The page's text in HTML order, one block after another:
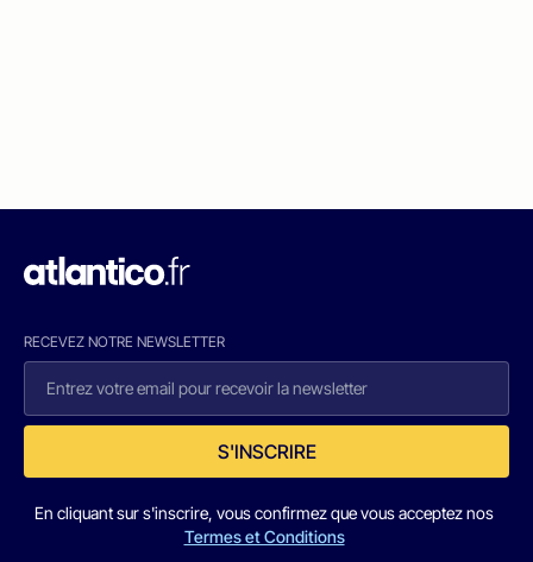
RECEVEZ NOTRE NEWSLETTER
S'INSCRIRE
En cliquant sur s'inscrire, vous confirmez que vous acceptez nos
Termes et Conditions